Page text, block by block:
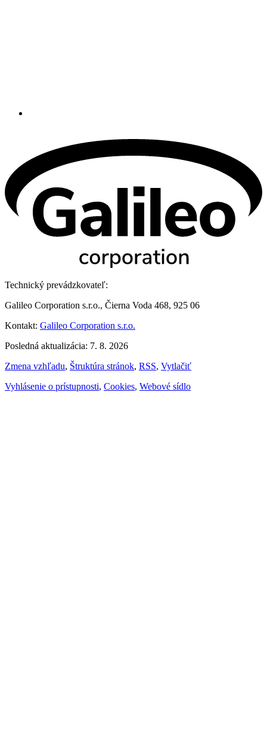
Technický prevádzkovateľ:
Galileo Corporation s.r.o., Čierna Voda 468, 925 06
Kontakt: Galileo Corporation s.r.o.
Posledná aktualizácia: 7. 8. 2026
Zmena vzhľadu, Štruktúra stránok, RSS, Vytlačiť
Vyhlásenie o prístupnosti, Cookies, Webové sídlo